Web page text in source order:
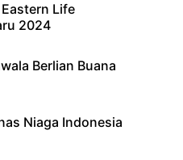
Life
2024
Berlian Buana
Niaga Indonesia